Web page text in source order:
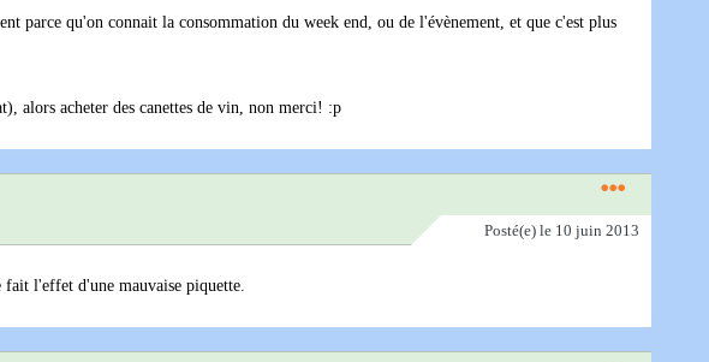
parce qu'on connait la consommation du week end, ou de l'évènement, et que c'est plus
alors acheter des canettes de vin, non merci! :p
Posté(e) le 10 juin 2013
fait l'effet d'une mauvaise piquette.